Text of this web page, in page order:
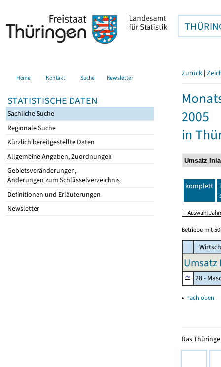
Home Kontakt Suche Newsletter
STATISTISCHE DATEN
Sachliche Suche
Regionale Suche
Kürzlich bereitgestellte Daten
Allgemeine Angaben, Zuordnungen
Gebietsveränderungen,
Änderungen zum Schlüsselverzeichnis
Definitionen und Erläuterungen
Newsletter
Zurück |
2005
in
komplett
Betriebe mit
Umsatz
28 -
▴ nach oben
Das